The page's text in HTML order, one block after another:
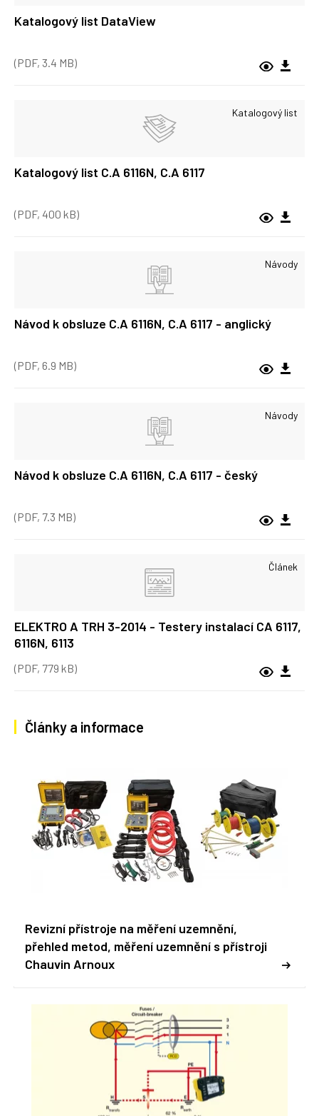
Katalogový list DataView
(PDF, 3.4 MB)
Katalogový list
Katalogový list C.A 6116N, C.A 6117
(PDF, 400 kB)
Návody
Návod k obsluze C.A 6116N, C.A 6117 - anglický
(PDF, 6.9 MB)
Návody
Návod k obsluze C.A 6116N, C.A 6117 - český
(PDF, 7.3 MB)
Článek
ELEKTRO A TRH 3-2014 - Testery instalací CA 6117,
6116N, 6113
(PDF, 779 kB)
Články a informace
Revizní přístroje na měření uzemnění,
přehled metod, měření uzemnění s přístroji
Chauvin Arnoux